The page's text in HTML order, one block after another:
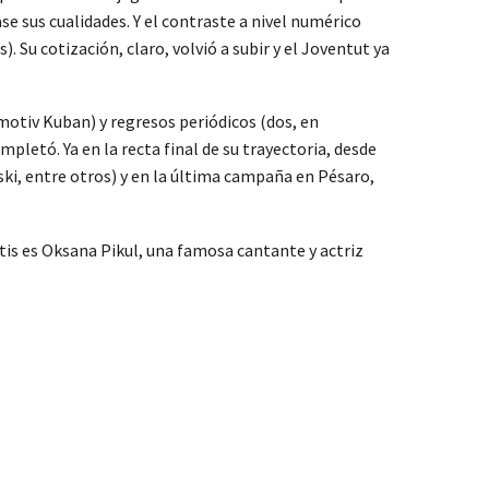
sus cualidades. Y el contraste a nivel numérico
Su cotización, claro, volvió a subir y el Joventut ya
Kuban) y regresos periódicos (dos, en
Ya en la recta final de su trayectoria, desde
entre otros) y en la última campaña en Pésaro,
es Oksana Pikul, una famosa cantante y actriz